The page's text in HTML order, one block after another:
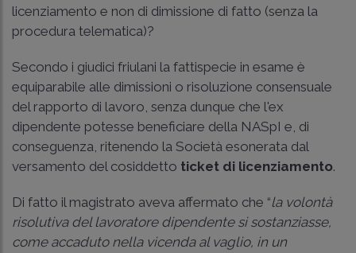
licenziamento e non di dimissione di fatto (senza la
procedura telematica)?
Secondo i giudici friulani la fattispecie in esame è
equiparabile alle dimissioni o risoluzione consensuale
del rapporto di lavoro, senza dunque che l'ex
dipendente potesse beneficiare della NASpI e, di
conseguenza, ritenendo la Società esonerata dal
versamento del cosiddetto ticket di licenziamento.
Di fatto il magistrato aveva affermato che “la volontà
risolutiva del lavoratore dipendente si sostanziasse,
come accaduto nella vicenda al vaglio, in un